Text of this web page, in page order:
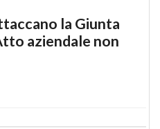
la Giunta
aziendale non